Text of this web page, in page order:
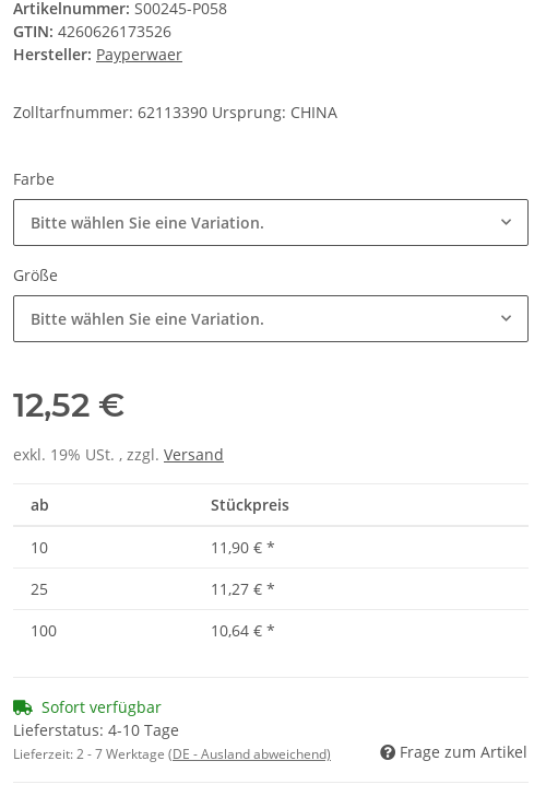
Artikelnummer: S00245-P058
GTIN: 4260626173526
Hersteller: Payperwaer
Zolltarfnummer: 62113390 Ursprung: CHINA
Farbe
Bitte wählen Sie eine Variation.
Größe
Bitte wählen Sie eine Variation.
12,52 €
exkl. 19% USt. , zzgl. Versand
ab Stückpreis
10 11,90 € *
25
11,27 € *
100
10,64 € *
Sofort verfügbar
Lieferstatus: 4-10 Tage
Lieferzeit:2 - 7 Werktage (DE - Ausland abweichend) Frage zum Artikel